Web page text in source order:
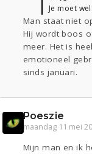
Je moet
Man staat niet
Hij wordt boos
meer. Het is
emotioneel
sinds januari.
Poeszie
maandag 11 mei
Mijn man en ik